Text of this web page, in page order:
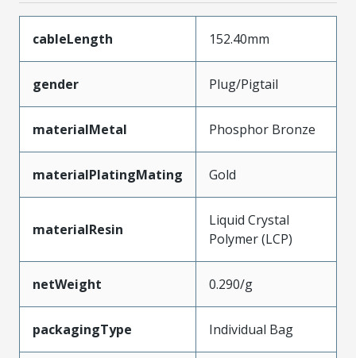
cableLength 152.40mm
gender Plug/Pigtail
materialMetal Phosphor Bronze
materialPlatingMating Gold
materialResin
Liquid Crystal
Polymer (LCP)
netWeight 0.290/g
packagingType Individual Bag